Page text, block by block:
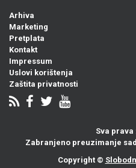
Arhiva
Marketing
Pretplata
Kontakt
Impressum
Uslovi korištenja
Zaštita privatnosti
Sva
Zabranjeno preuzimanje
Copyright ©